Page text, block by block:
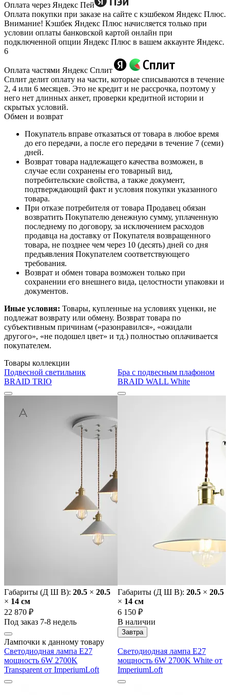
Оплата через Яндекс Пей
Оплата покупки при заказе на сайте с кэшбеком Яндекс Плюс.
Внимание! Кэшбек Яндекс Плюс начисляется только при
условии оплаты банковской картой онлайн при
подключенной опции Яндекс Плюс в вашем аккаунте Яндекс.
6
Оплата частями Яндекс Сплит
Сплит делит оплату на части, которые списываются в течение
2, 4 или 6 месяцев. Это не кредит и не рассрочка, поэтому у
него нет длинных анкет, проверки кредитной истории и
скрытых условий.
Обмен и возврат
Покупатель вправе отказаться от товара в любое время
до его передачи, а после его передачи в течение 7 (семи)
дней.
Возврат товара надлежащего качества возможен, в
случае если сохранены его товарный вид,
потребительские свойства, а также документ,
подтверждающий факт и условия покупки указанного
товара.
При отказе потребителя от товара Продавец обязан
возвратить Покупателю денежную сумму, уплаченную
последнему по договору, за исключением расходов
продавца на доставку от Покупателя возвращенного
товара, не позднее чем через 10 (десять) дней со дня
предъявления Покупателем соответствующего
требования.
Возврат и обмен товара возможен только при
сохранении его внешнего вида, целостности упаковки и
документов.
Иные условия: Товары, купленные на условиях уценки, не
подлежат возврату или обмену. Возврат товара по
субъективным причинам («разонравился», «ожидали
другого», «не подошел цвет» и тд.) полностью оплачивается
покупателем.
Товары коллекции
Подвесной светильник
BRAID TRIO
Габариты (Д Ш В): 20.5 × 20.5
× 14 cм
22 870 ₽
Под заказ 7-8 недель
Бра с подвесным плафоном
BRAID WALL White
Габариты (Д Ш В): 20.5 × 20.5
× 14 cм
6 150 ₽
В наличии
Завтра
Лампочки к данному товару
Светодиодная лампа E27
мощность 6W 2700K
Transparent от ImperiumLoft
Светодиодная лампа E27
мощность 6W 2700K White от
ImperiumLoft